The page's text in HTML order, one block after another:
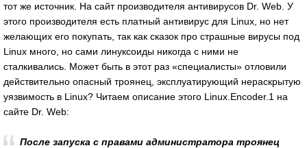
тот же источник. На сайт производителя антивирусов Dr. Web. У
этого производителя есть платный антивирус для Linux, но нет
желающих его покупать, так как сказок про страшные вирусы под
Linux много, но сами линуксоиды никогда с ними не
сталкивались. Может быть в этот раз «специалисты» отловили
действительно опасный троянец, эксплуатирующий нераскрытую
уязвимость в Linux? Читаем описание этого Linux.Encoder.1 на
сайте Dr. Wеb:
После запуска с правами администратора троянец